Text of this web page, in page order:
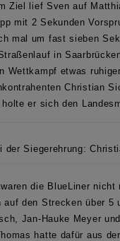
Ziel lief Sven auf
mit 2 Sekunden
mal um fast sieben
in
Wettkampf etwas
Christian
er sich den
der Siegerehrung:
waren die BlueLiner nicht
auf den Strecken über 5
Jan-Hauke Meyer
hatte dafür aus